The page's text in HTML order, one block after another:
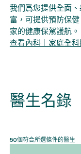
我們爲您提供全面
富，可提供預防保
家的健康保駕護航。
查看內科｜家庭全科
醫生名錄
50個符合所選條件的醫生